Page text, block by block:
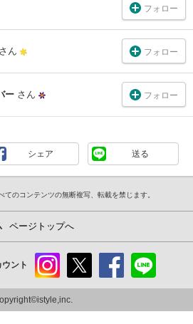
フォロー
さん フォロー
ー さん フォロー
シェア 送る
てのコンテンツの無断複写、転載を禁じます。
ページトップへ
ント
ram